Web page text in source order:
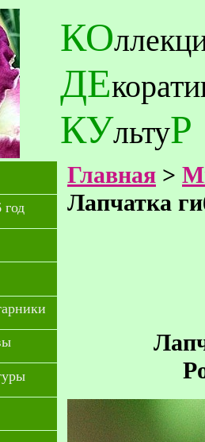
КО
ДЕ
КУльтуР
год
Главная >
Лапчатка